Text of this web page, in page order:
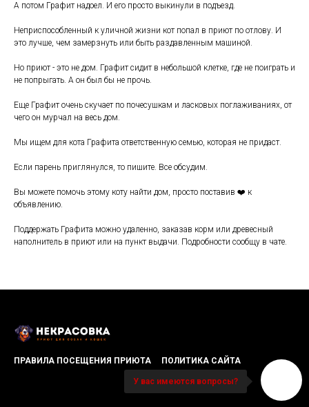
А потом Графит надоел. И его просто выкинули в подъезд.
Неприспособленный к уличной жизни кот попал в приют по отлову. И
это лучше, чем замерзнуть или быть раздавленным машиной.
Но приют - это не дом. Графит сидит в небольшой клетке, где не поиграть и
не попрыгать. А он был бы не прочь.
Еще Графит очень скучает по почесушкам и ласковых поглаживаниях, от
чего он мурчал на весь дом.
Мы ищем для кота Графита ответственную семью, которая не придаст.
Если парень приглянулся, то пишите. Все обсудим.
Вы можете помочь этому коту найти дом, просто поставив ❤️ к
объявлению.
Поддержать Графита можно удаленно, заказав корм или древесный
наполнитель в приют или на пункт выдачи. Подробности сообщу в чате.
ПРАВИЛА ПОСЕЩЕНИЯ ПРИЮТА ПОЛИТИКА САЙТА
У вас имеются вопросы?